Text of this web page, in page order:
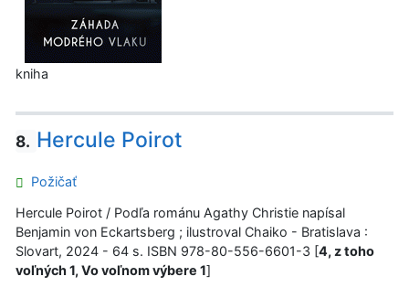
kniha
8. Hercule Poirot
Požičať
Hercule Poirot / Podľa románu Agathy Christie napísal
Benjamin von Eckartsberg ; ilustroval Chaiko - Bratislava :
Slovart, 2024 - 64 s. ISBN 978-80-556-6601-3 [4, z toho
voľných 1, Vo voľnom výbere 1]